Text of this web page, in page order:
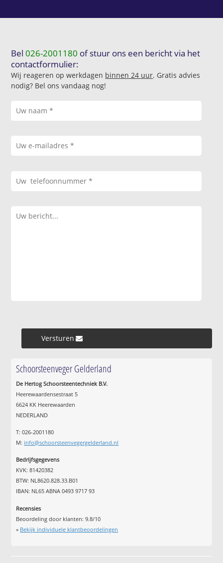
Bel026-2001180 of stuur ons een bericht via het
contactformulier:
Wij reageren op werkdagen binnen 24 uur. Gratis advies
nodig? Bel ons vandaag nog!
Versturen »
Schoorsteenveger Gelderland
De Hertog Schoorsteentechniek B.V.
Heerewaardensestraat 5
6624 KK Heerewaarden
NEDERLAND
T: 026-2001180
M: info@schoorsteenvegergelderland.nl
Bedrijfsgegevens
KVK: 81420382
BTW: NL8620.828.33.B01
IBAN: NL65 ABNA 0493 9717 93
Recensies
Beoordeling door klanten:9.8/10
» Bekijk individuele klantbeoordelingen